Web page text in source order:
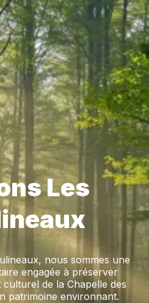
Les
nous sommes une
engagée à préserver
de la Chapelle des
patrimoine environnant.